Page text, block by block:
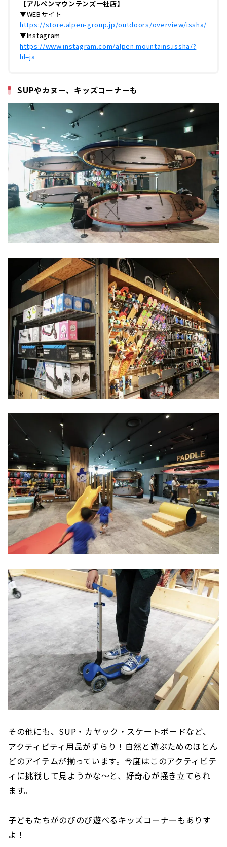
【アルペンマウンテンズ一社店】
▼WEBサイト
https://store.alpen-group.jp/outdoors/overview/issha/
▼Instagram
https://www.instagram.com/alpen.mountains.issha/?
hl=ja
SUPやカヌー、キッズコーナーも
その他にも、SUP・カヤック・スケートボードなど、
アクティビティ用品がずらり！自然と遊ぶためのほとん
どのアイテムが揃っています。今度はこのアクティビテ
ィに挑戦して見ようかな〜と、好奇心が掻き立てられ
ます。
子どもたちがのびのび遊べるキッズコーナーもありす
よ！